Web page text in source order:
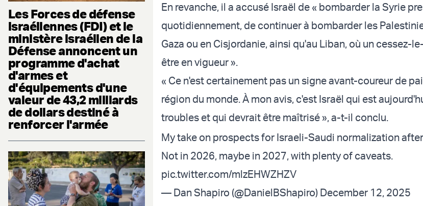
Les Forces de défense
israéliennes (FDI) et le
ministère israélien de la
Défense annoncent un
programme d'achat
d'armes et
d'équipements d'une
valeur de 43,2 milliards
de dollars destiné à
renforcer l'armée
En revanche, il a accusé Israël de « bombarder la Syrie
quotidiennement, de continuer à bombarder les
Gaza ou en Cisjordanie, ainsi qu'au Liban, où un cessez-
être en vigueur ».
« Ce n'est certainement pas un signe avant-coureur de
région du monde. À mon avis, c'est Israël qui est
troubles et qui devrait être maîtrisé », a-t-il conclu.
My take on prospects for Israeli-Saudi normalization
Not in 2026, maybe in 2027, with plenty of caveats.
pic.twitter.com/mlzEHWZHZV
— Dan Shapiro (@DanielBShapiro) December 12, 2025